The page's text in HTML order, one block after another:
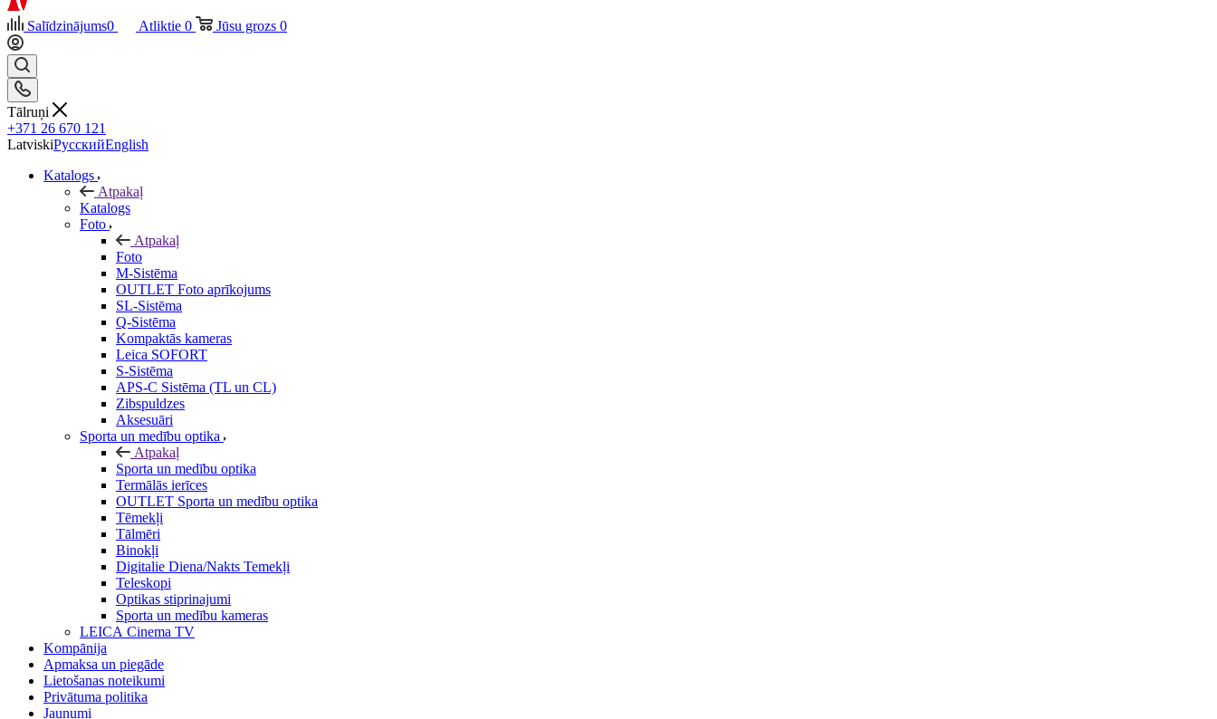
Salīdzinājums0 Atliktie 0 Jūsu grozs 0
Tālruņi
+371 26 670 121
LatviskiРусскийEnglish
Katalogs
Atpakaļ
Katalogs
Foto
Atpakaļ
Foto
M-Sistēma
OUTLET Foto aprīkojums
SL-Sistēma
Q-Sistēma
Kompaktās kameras
Leica SOFORT
S-Sistēma
APS-C Sistēma (TL un CL)
Zibspuldzes
Aksesuāri
Sporta un medību optika
Atpakaļ
Sporta un medību optika
Termālās ierīces
OUTLET Sporta un medību optika
Tēmekļi
Tālmēri
Binokļi
Digitalie Diena/Nakts Temekļi
Teleskopi
Optikas stiprinajumi
Sporta un medību kameras
LEICA Cinema TV
Kompānija
Apmaksa un piegāde
Lietošanas noteikumi
Privātuma politika
Jaunumi